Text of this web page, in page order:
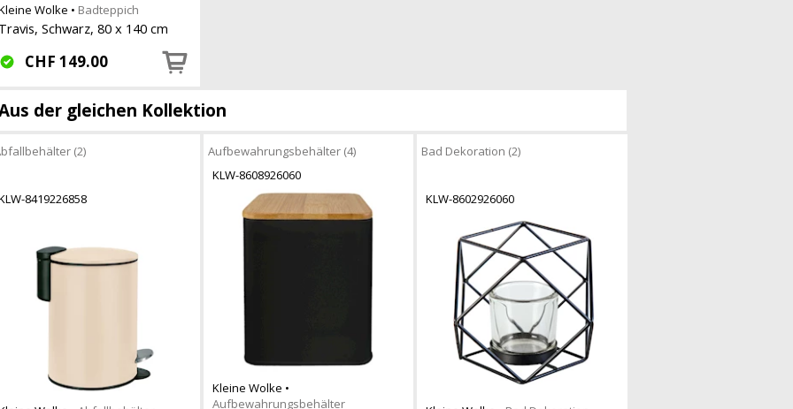
Wolke • Badteppich
Schwarz, 80 x 140 cm
CHF 149.00
der gleichen Kollektion
(2)
8419226858
Aufbewahrungsbehälter (4)
KLW-8608926060
Kleine Wolke •
Aufbewahrungsbehälter
Bad Dekoration (2)
KLW-8602926060